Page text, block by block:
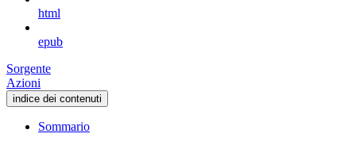
html
epub
Sorgente
Azioni
indice dei contenuti
Sommario